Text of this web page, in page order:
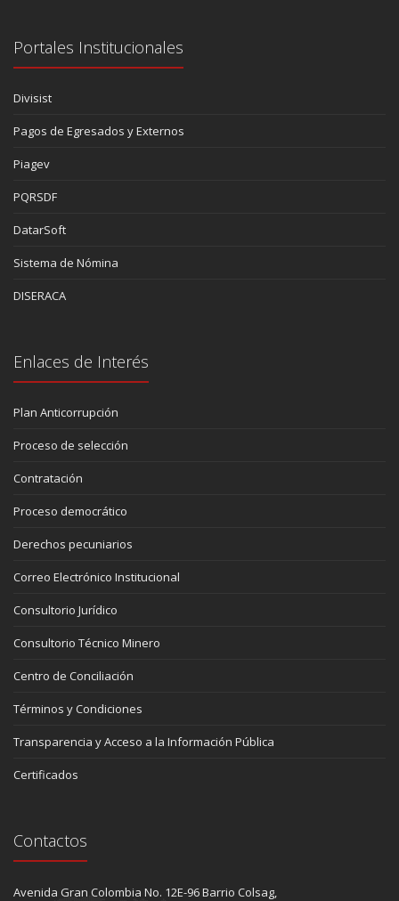
Portales Institucionales
Divisist
Pagos de Egresados y Externos
Piagev
PQRSDF
DatarSoft
Sistema de Nómina
DISERACA
Enlaces de Interés
Plan Anticorrupción
Proceso de selección
Contratación
Proceso democrático
Derechos pecuniarios
Correo Electrónico Institucional
Consultorio Jurídico
Consultorio Técnico Minero
Centro de Conciliación
Términos y Condiciones
Transparencia y Acceso a la Información Pública
Certificados
Contactos
Avenida Gran Colombia No. 12E-96 Barrio Colsag,